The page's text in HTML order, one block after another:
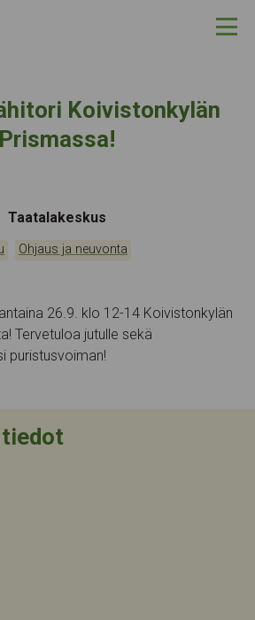
Koivistonkylän
Prismassa!
Tapahtumapaikka:
Taatalakeskus
Ohjaus ja neuvonta
26.9. klo 12-14 Koivistonkylän
Tervetuloa jutulle sekä
puristusvoiman!
tiedot